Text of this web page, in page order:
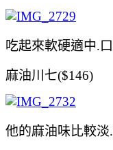
吃起來軟硬適中.
麻油川七($146)
他的麻油味比較